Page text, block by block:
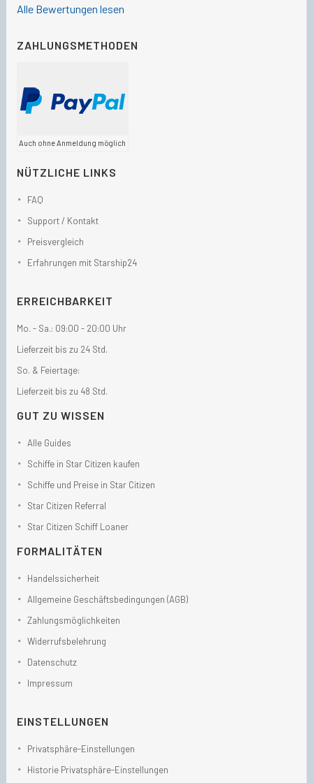
Alle Bewertungen lesen
ZAHLUNGSMETHODEN
Auch ohne Anmeldung möglich
NÜTZLICHE LINKS
FAQ
Support / Kontakt
Preisvergleich
Erfahrungen mit Starship24
ERREICHBARKEIT
Mo. - Sa.: 09:00 - 20:00 Uhr
Lieferzeit bis zu 24 Std.
So. & Feiertage:
Lieferzeit bis zu 48 Std.
GUT ZU WISSEN
Alle Guides
Schiffe in Star Citizen kaufen
Schiffe und Preise in Star Citizen
Star Citizen Referral
Star Citizen Schiff Loaner
FORMALITÄTEN
Handelssicherheit
Allgemeine Geschäftsbedingungen (AGB)
Zahlungsmöglichkeiten
Widerrufsbelehrung
Datenschutz
Impressum
EINSTELLUNGEN
Privatsphäre-Einstellungen
Historie Privatsphäre-Einstellungen